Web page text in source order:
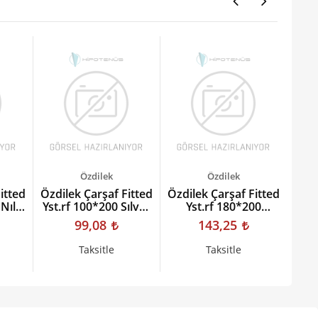
Özdilek
Özdilek Çarşaf Fitted
Yst.rf 100*200 Sılver
Colourıst
99,08
Taksitle
Özdilek
Özdilek Çarşaf Fitted
Yst.rf 180*200
Murdum Colourıst
143,25
Taksitle